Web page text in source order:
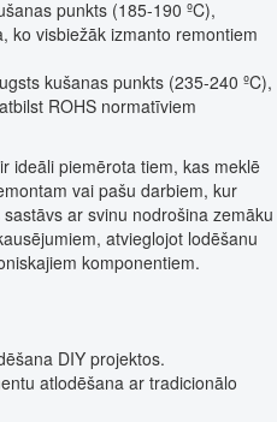
punkts (185-190 ºC),
ko visbiežāk izmanto remontiem
kušanas punkts (235-240 ºC),
ROHS normatīviem
ideāli piemērota tiem, kas meklē
vai pašu darbiem, kur
ar svinu nodrošina zemāku
atvieglojot lodēšanu
komponentiem.
DIY projektos.
atlodēšana ar tradicionālo